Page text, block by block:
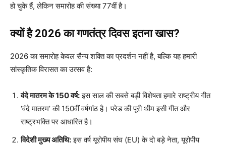
हो चुके हैं, लेकिन समारोह की संख्या 77वीं है।
क्यों है 2026 का गणतंत्र दिवस इतना खास?
2026 का समारोह केवल सैन्य शक्ति का प्रदर्शन नहीं है, बल्कि यह हमारी
सांस्कृतिक विरासत का उत्सव है:
वंदे मातरम के 150 वर्ष:इस साल की सबसे बड़ी विशेषता हमारे राष्ट्रीय गीत
‘वंदे मातरम’ की 150वीं वर्षगांठ है। परेड की पूरी थीम इसी गीत और
राष्ट्रभक्ति पर आधारित है।
विदेशी मुख्य अतिथि:इस वर्ष यूरोपीय संघ (EU) के दो बड़े नेता, यूरोपीय